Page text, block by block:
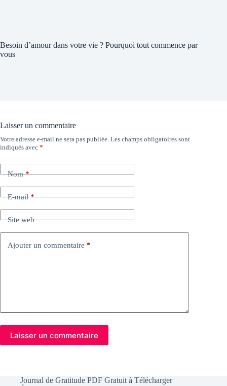
Besoin d’amour dans votre vie ? Pourquoi tout commence par
vous
Laisser un commentaire
Votre adresse e-mail ne sera pas publiée. Les champs obligatoires sont
indiqués avec *
Nom*
E-mail*
Site web
Ajouter un commentaire *
Laisser un commentaire
Journal de Gratitude PDF Gratuit à Télécharger